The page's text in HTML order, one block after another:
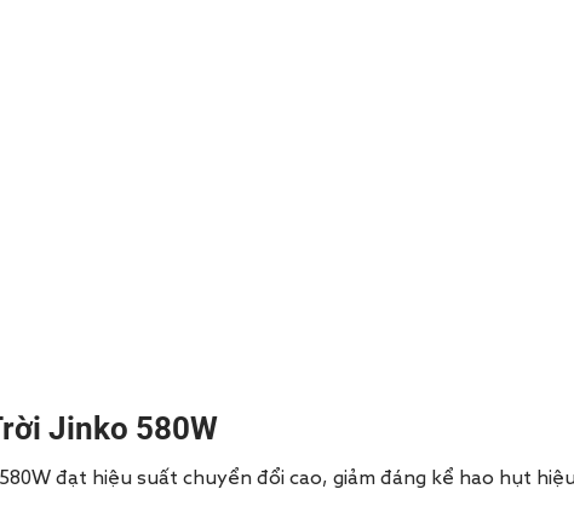
Jinko 580W
đạt hiệu suất chuyển đổi cao, giảm đáng kể hao hụt